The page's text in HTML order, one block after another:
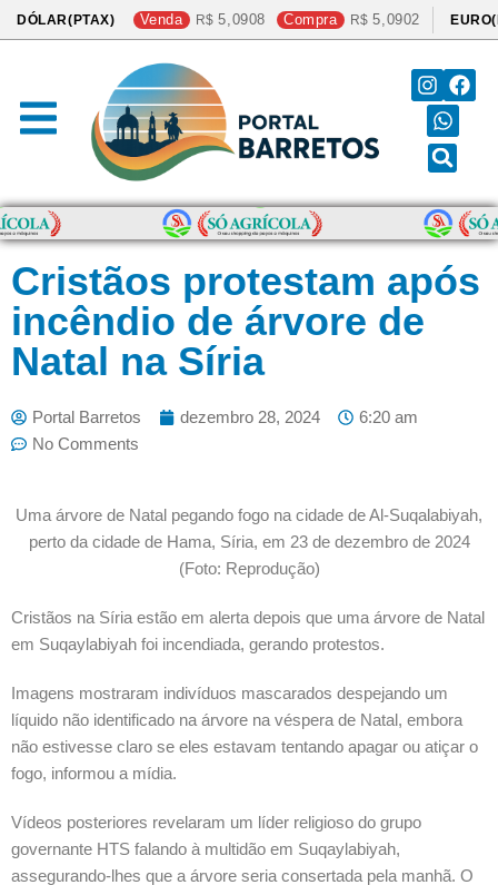
DÓLAR(PTAX) Venda 5,0908 Compra 5,0902
Cristãos protestam após
incêndio de árvore de
Natal na Síria
Portal Barretos dezembro 28, 2024
6:20 am
No Comments
Uma árvore de Natal pegando fogo na cidade de Al-Suqalabiyah,
perto da cidade de Hama, Síria, em 23 de dezembro de 2024
(Foto: Reprodução)
Cristãos na Síria estão em alerta depois que uma árvore de Natal
em Suqaylabiyah foi incendiada, gerando protestos.
Imagens mostraram indivíduos mascarados despejando um
líquido não identificado na árvore na véspera de Natal, embora
não estivesse claro se eles estavam tentando apagar ou atiçar o
fogo, informou a mídia.
Vídeos posteriores revelaram um líder religioso do grupo
governante HTS falando à multidão em Suqaylabiyah,
assegurando-lhes que a árvore seria consertada pela manhã. O